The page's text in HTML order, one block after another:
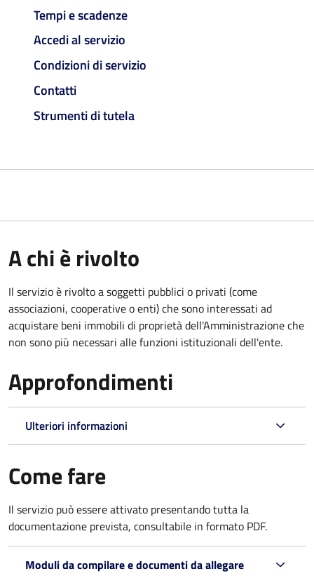
Tempi e scadenze
Accedi al servizio
Condizioni di servizio
Contatti
Strumenti di tutela
A chi è rivolto
Il servizio è rivolto a soggetti pubblici o privati (come
associazioni, cooperative o enti) che sono interessati ad
acquistare beni immobili di proprietà dell'Amministrazione che
non sono più necessari alle funzioni istituzionali dell'ente.
Approfondimenti
Ulteriori informazioni
Come fare
Il servizio può essere attivato presentando tutta la
documentazione prevista, consultabile in formato PDF.
Moduli da compilare e documenti da allegare